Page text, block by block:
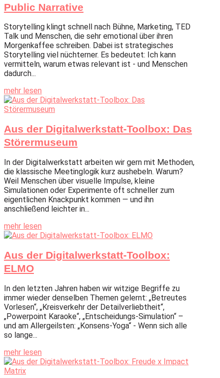
Public Narrative
Storytelling klingt schnell nach Bühne, Marketing, TED
Talk und Menschen, die sehr emotional über ihren
Morgenkaffee schreiben. Dabei ist strategisches
Storytelling viel nüchterner. Es bedeutet: Ich kann
vermitteln, warum etwas relevant ist - und Menschen
dadurch...
mehr lesen
Aus der Digitalwerkstatt-Toolbox: Das
Störermuseum
In der Digitalwerkstatt arbeiten wir gern mit Methoden,
die klassische Meetinglogik kurz aushebeln. Warum?
Weil Menschen über visuelle Impulse, kleine
Simulationen oder Experimente oft schneller zum
eigentlichen Knackpunkt kommen — und ihn
anschließend leichter in...
mehr lesen
Aus der Digitalwerkstatt-Toolbox:
ELMO
In den letzten Jahren haben wir witzige Begriffe zu
immer wieder denselben Themen gelernt: „Betreutes
Vorlesen“, „Kreisverkehr der Detailverliebtheit“,
„Powerpoint Karaoke“, „Entscheidungs-Simulation“ –
und am Allergeilsten: „Konsens-Yoga“ - Wenn sich alle
so lange...
mehr lesen